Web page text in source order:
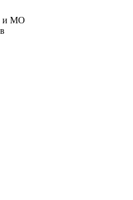
и МО